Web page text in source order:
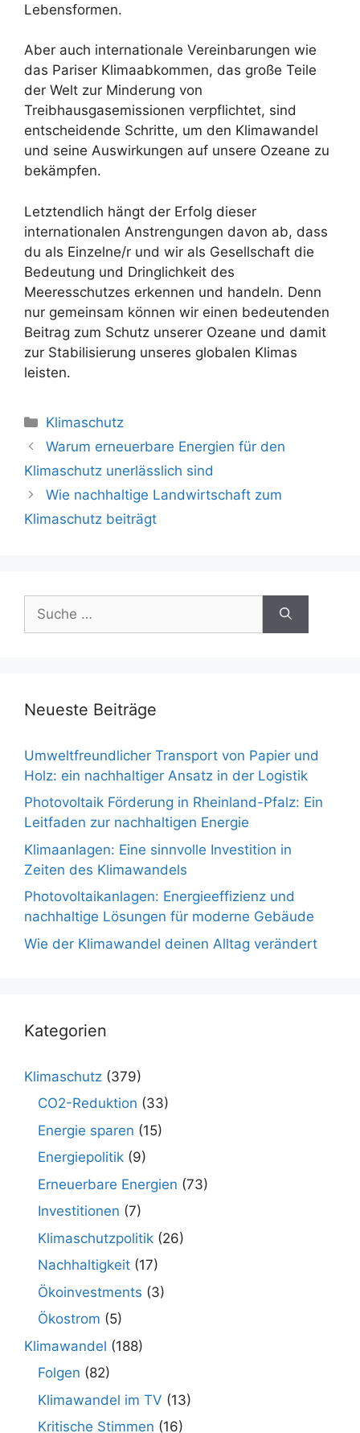
Lebensformen.
Aber auch internationale Vereinbarungen wie
das Pariser Klimaabkommen, das große Teile
der Welt zur Minderung von
Treibhausgasemissionen verpflichtet, sind
entscheidende Schritte, um den Klimawandel
und seine Auswirkungen auf unsere Ozeane zu
bekämpfen.
Letztendlich hängt der Erfolg dieser
internationalen Anstrengungen davon ab, dass
du als Einzelne/r und wir als Gesellschaft die
Bedeutung und Dringlichkeit des
Meeresschutzes erkennen und handeln. Denn
nur gemeinsam können wir einen bedeutenden
Beitrag zum Schutz unserer Ozeane und damit
zur Stabilisierung unseres globalen Klimas
leisten.
Kategorien
Klimaschutz
Beitrags-
Navigation
Warum erneuerbare Energien für den
Klimaschutz unerlässlich sind
Wie nachhaltige Landwirtschaft zum
Klimaschutz beiträgt
nach:
Neueste Beiträge
Umweltfreundlicher Transport von Papier und
Holz: ein nachhaltiger Ansatz in der Logistik
Photovoltaik Förderung in Rheinland-Pfalz: Ein
Leitfaden zur nachhaltigen Energie
Klimaanlagen: Eine sinnvolle Investition in
Zeiten des Klimawandels
Photovoltaikanlagen: Energieeffizienz und
nachhaltige Lösungen für moderne Gebäude
Wie der Klimawandel deinen Alltag verändert
Kategorien
Klimaschutz (379)
CO2-Reduktion (33)
Energie sparen (15)
Energiepolitik (9)
Erneuerbare Energien (73)
Investitionen (7)
Klimaschutzpolitik (26)
Nachhaltigkeit (17)
Ökoinvestments (3)
Ökostrom (5)
Klimawandel (188)
Folgen (82)
Klimawandel im TV (13)
Kritische Stimmen (16)